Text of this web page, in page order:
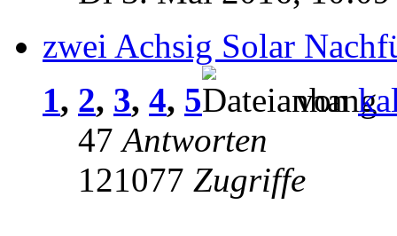
zwei Achsig Solar
1, 2, 3, 4, 5 von
47Antworten
121077 Zugriffe